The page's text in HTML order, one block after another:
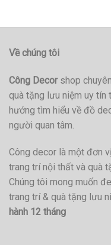
Về chúng tôi
Công Decorshop
quà tặng lưu niệm uy tín
hướng tìm hiểu về đồ
người quan tâm.
Công decor là một đơn
trang trí nội thất và quà
Chúng tôi mong muốn
trang trí & quà tặng lưu
hành 12 tháng